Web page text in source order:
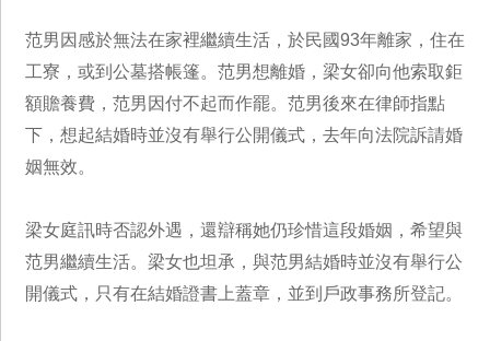
范男因感於無法在家裡繼續生活，於民國93年離家，住在
工寮，或到公墓搭帳篷。范男想離婚，梁女卻向他索取鉅
額贍養費，范男因付不起而作罷。范男後來在律師指點
下，想起結婚時並沒有舉行公開儀式，去年向法院訴請婚
姻無效。
梁女庭訊時否認外遇，還辯稱她仍珍惜這段婚姻，希望與
范男繼續生活。梁女也坦承，與范男結婚時並沒有舉行公
開儀式，只有在結婚證書上蓋章，並到戶政事務所登記。